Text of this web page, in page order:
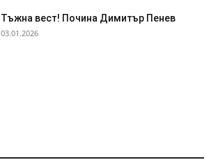
Тъжна вест! Почина Димитър Пенев
03.01.2026